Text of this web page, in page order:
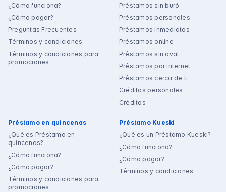
¿Cómo funciona?
¿Cómo pagar?
Preguntas Frecuentes
Términos y condiciones
Términos y condiciones para
promociones
Préstamos sin buró
Préstamos personales
Préstamos inmediatos
Préstamos online
Préstamos sin aval
Préstamos por internet
Préstamos cerca de ti
Créditos personales
Créditos
Préstamo en quincenas
¿Qué es Préstamo en
quincenas?
¿Cómo funciona?
¿Cómo pagar?
Términos y condiciones para
promociones
Préstamo Kueski
¿Qué es un Préstamo Kueski?
¿Cómo funciona?
¿Cómo pagar?
Términos y condiciones